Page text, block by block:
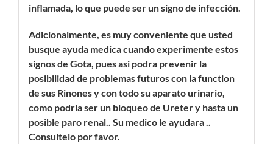
inflamada, lo que puede ser un signo de infección.
Adicionalmente, es muy conveniente que usted
busque ayuda medica cuando experimente estos
signos de Gota, pues asi podra prevenir la
posibilidad de problemas futuros con la function
de sus Rinones y con todo su aparato urinario,
como podria ser un bloqueo de Ureter y hasta un
posible paro renal.. Su medico le ayudara ..
Consultelo por favor.